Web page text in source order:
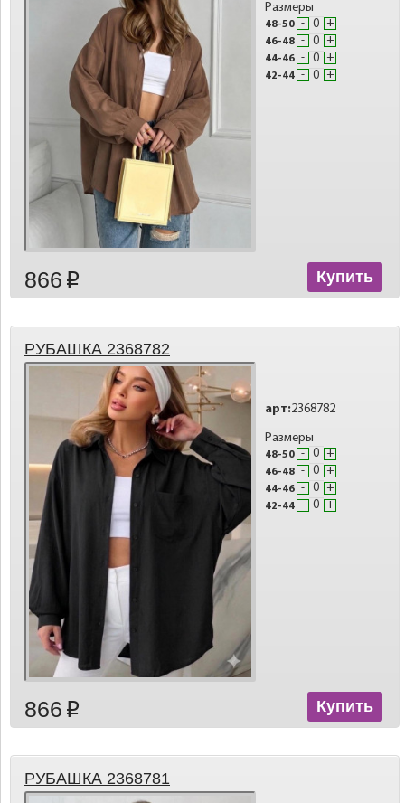
Размеры
48-50 - +
46-48 - +
44-46 - +
42-44 - +
866 p Купить
РУБАШКА 2368782
арт:2368782
Размеры
48-50 - +
46-48 - +
44-46 - +
42-44 - +
866 p Купить
РУБАШКА 2368781